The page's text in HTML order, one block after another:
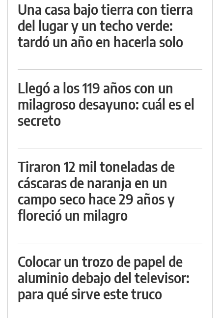
Una casa bajo tierra con tierra
del lugar y un techo verde:
tardó un año en hacerla solo
Llegó a los 119 años con un
milagroso desayuno: cuál es el
secreto
Tiraron 12 mil toneladas de
cáscaras de naranja en un
campo seco hace 29 años y
floreció un milagro
Colocar un trozo de papel de
aluminio debajo del televisor:
para qué sirve este truco